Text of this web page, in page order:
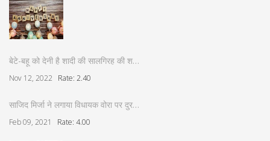
बेटे-बहू को देनी है शादी की सालगिरह की श…
Nov 12, 2022 Rate: 2.40
साजिद मिर्जा ने लगाया विधायक वोरा पर दुर…
Feb 09, 2021 Rate: 4.00